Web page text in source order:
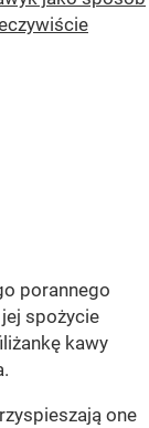
porannego
spożycie
kawy
one